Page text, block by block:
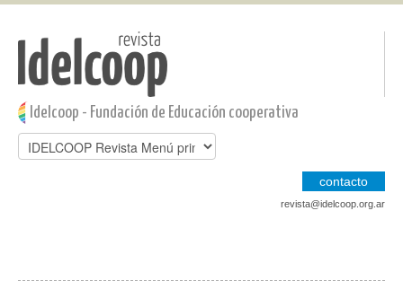
Pasar al contenido principal
Jump to main content
Idelcoop - Fundación de Educación cooperativa
contacto
revista@idelcoop.org.ar